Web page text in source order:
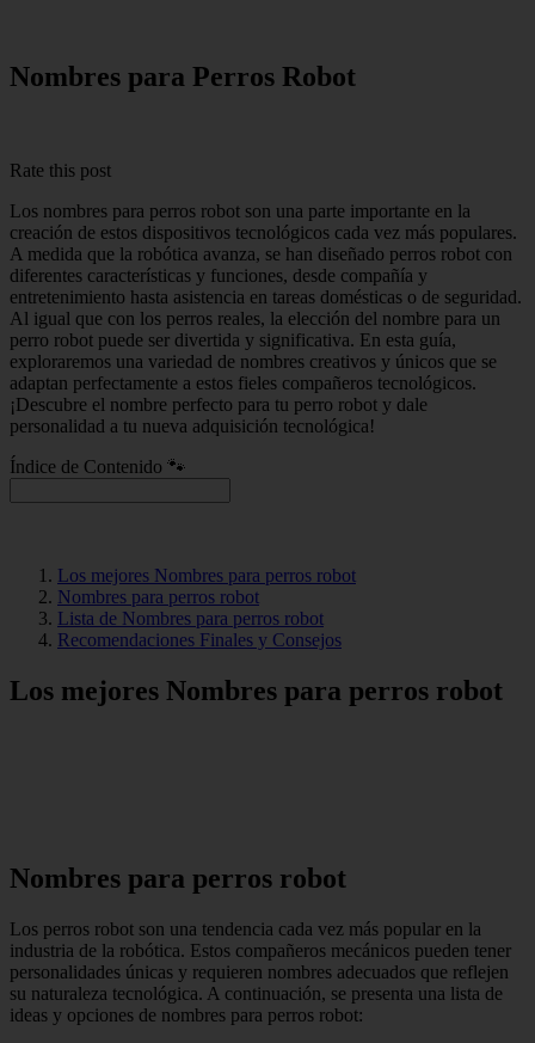
Nombres para Perros Robot
Rate this post
Los nombres para perros robot son una parte importante en la
creación de estos dispositivos tecnológicos cada vez más populares.
A medida que la robótica avanza, se han diseñado perros robot con
diferentes características y funciones, desde compañía y
entretenimiento hasta asistencia en tareas domésticas o de seguridad.
Al igual que con los perros reales, la elección del nombre para un
perro robot puede ser divertida y significativa. En esta guía,
exploraremos una variedad de nombres creativos y únicos que se
adaptan perfectamente a estos fieles compañeros tecnológicos.
¡Descubre el nombre perfecto para tu perro robot y dale
personalidad a tu nueva adquisición tecnológica!
Índice de Contenido 🐾
Los mejores Nombres para perros robot
Nombres para perros robot
Lista de Nombres para perros robot
Recomendaciones Finales y Consejos
Los mejores Nombres para perros robot
Nombres para perros robot
Los perros robot son una tendencia cada vez más popular en la
industria de la robótica. Estos compañeros mecánicos pueden tener
personalidades únicas y requieren nombres adecuados que reflejen
su naturaleza tecnológica. A continuación, se presenta una lista de
ideas y opciones de nombres para perros robot: